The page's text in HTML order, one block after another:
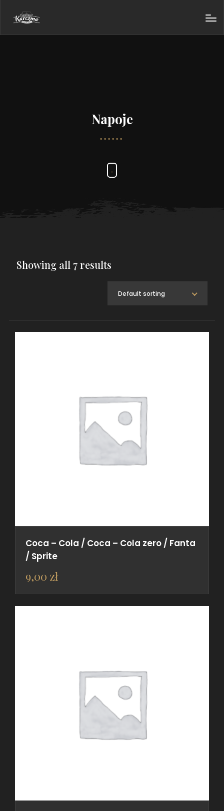
Napoje
Showing all 7 results
Default sorting
Coca – Cola / Coca – Cola zero / Fanta
/ Sprite
9,00 zł